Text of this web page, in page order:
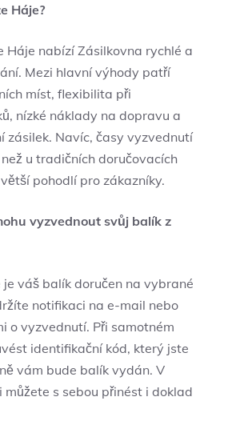
Háje?
Háje nabízí Zásilkovna rychlé a
Mezi hlavní výhody patří
míst, flexibilita při
nízké náklady na dopravu a
zásilek. Navíc, časy vyzvednutí
u tradičních doručovacích
pohodlí pro zákazníky.
vyzvednout svůj balík z
je váš balík doručen na vybrané
notifikaci na e-mail nebo
o vyzvednutí. Při samotném
identifikační kód, který jste
vám bude balík vydán. V
s sebou přinést i doklad